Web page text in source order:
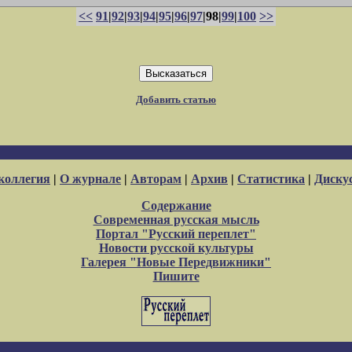
<< 91|92|93|94|95|96|97|98|99|100 >>
Добавить статью
| О журнале | Авторам | Архив | Статистика |
Содержание
Современная русская мысль
Портал "Русский переплет"
Новости русской культуры
Галерея "Новые Передвижники"
Пишите